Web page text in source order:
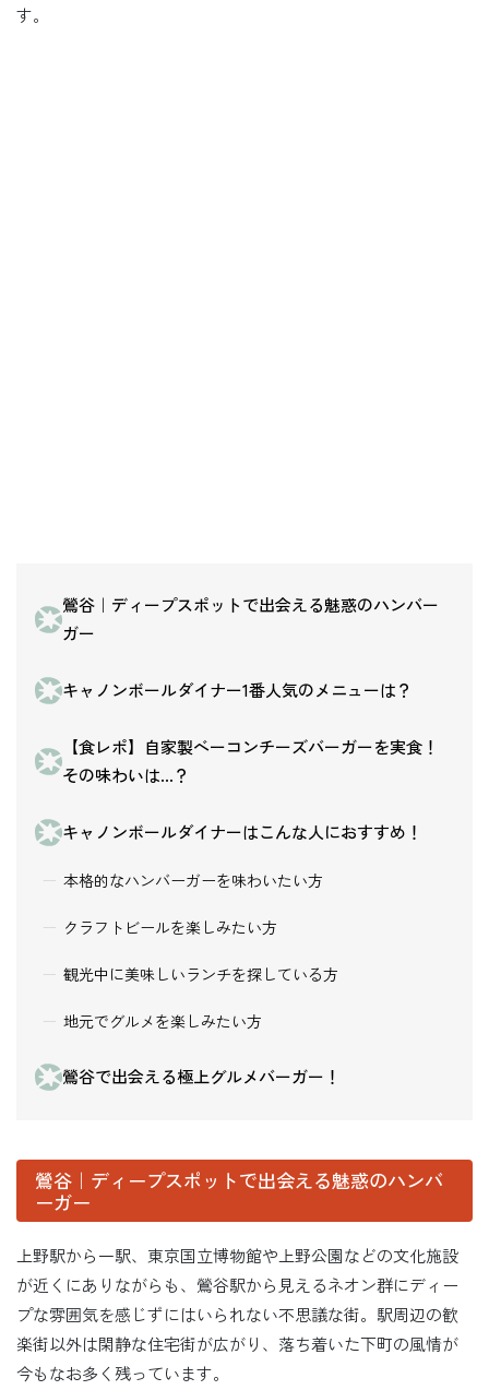
す。
鶯谷｜ディープスポットで出会える魅惑のハンバー
ガー
キャノンボールダイナー1番人気のメニューは？
【食レポ】自家製ベーコンチーズバーガーを実食！
その味わいは…？
キャノンボールダイナーはこんな人におすすめ！
本格的なハンバーガーを味わいたい方
クラフトビールを楽しみたい方
観光中に美味しいランチを探している方
地元でグルメを楽しみたい方
鶯谷で出会える極上グルメバーガー！
鶯谷｜ディープスポットで出会える魅惑のハンバ
ーガー
上野駅から一駅、東京国立博物館や上野公園などの文化施設
が近くにありながらも、鶯谷駅から見えるネオン群にディー
プな雰囲気を感じずにはいられない不思議な街。駅周辺の歓
楽街以外は閑静な住宅街が広がり、落ち着いた下町の風情が
今もなお多く残っています。